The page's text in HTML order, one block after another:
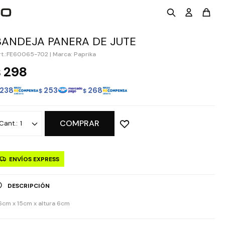
PANERA DE JUTE
FE60065-702 | Marca: Paprika
298
238 $ 253 $ 268
1 COMPRAR
ENVÍOS EXPRESS
DESCRIPCIÓN
x 15cm x altura 6cm